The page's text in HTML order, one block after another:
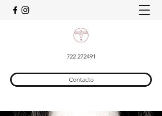
722 272491
Contacto